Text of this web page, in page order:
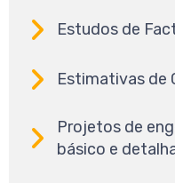
Estudos de
Estimativas de
Projetos de
básico e